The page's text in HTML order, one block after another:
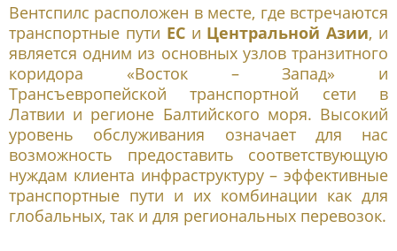
Вентспилс расположен в месте, где встречаются
транспортные пути ЕСи Центральной Азии, и
является одним из основных узлов транзитного
коридора «Восток – Запад» и
Трансъевропейской транспортной сети в
Латвии и регионе Балтийского моря. Высокий
уровень обслуживания означает для нас
возможность предоставить соответствующую
нуждам клиента инфраструктуру – эффективные
транспортные пути и их комбинации как для
глобальных, так и для региональных перевозок.